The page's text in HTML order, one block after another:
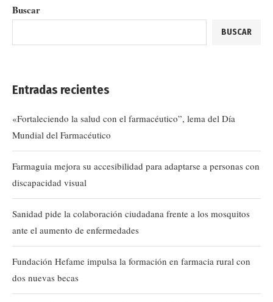
Buscar
BUSCAR
Entradas recientes
«Fortaleciendo la salud con el farmacéutico”, lema del Día
Mundial del Farmacéutico
Farmaguia mejora su accesibilidad para adaptarse a personas con
discapacidad visual
Sanidad pide la colaboración ciudadana frente a los mosquitos
ante el aumento de enfermedades
Fundación Hefame impulsa la formación en farmacia rural con
dos nuevas becas